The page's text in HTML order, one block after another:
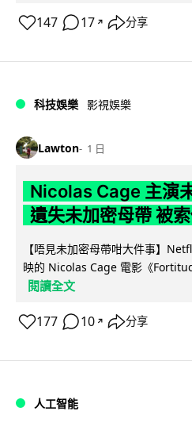
147 17 ↗ 分享
科技娛樂 影視娛樂
Lawton 1 日
Nicolas Cage 主演
遺失未加密母帶 被
【唔見未加密母帶咁大件事】
映的 Nicolas Cage 電影《
閱讀全文
177 10 ↗ 分享
人工智能